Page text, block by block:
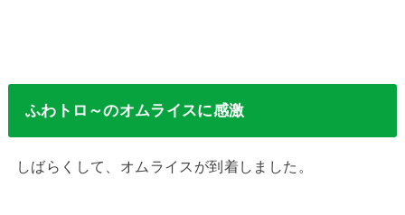
ふわトロ～のオムライスに感激
しばらくして、オムライスが到着しました。